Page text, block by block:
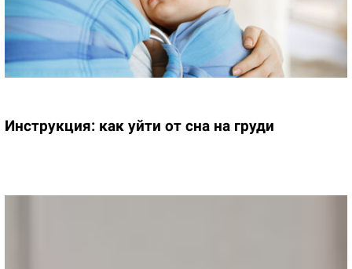
Инструкция: как уйти от сна на груди